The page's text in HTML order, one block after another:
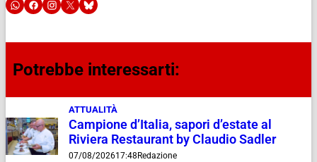
Potrebbe interessarti:
ATTUALITÀ
Campione d’Italia, sapori d’estate al
Riviera Restaurant by Claudio Sadler
07/08/202617:48 Redazione